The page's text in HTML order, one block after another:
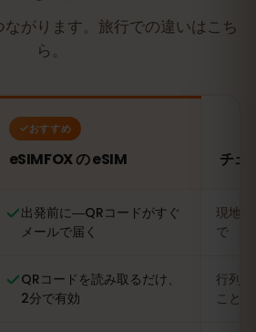
がります。旅行での違いはこち
ら。
おすすめ
eSIMFOX の eSIM チェ
出発前に―QRコードがすぐ
メールで届く
現地
で
QRコードを読み取るだけ、
2分で有効
行列
ことも